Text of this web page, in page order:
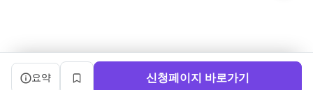
캠프 요약 정보와 상세 도우미, 북마크, 신청 버튼을 제공한다.
요약
북마크 신청페이지 바로가기